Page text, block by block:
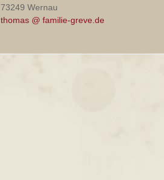
73249 Wernau
thomas @ familie-greve.de